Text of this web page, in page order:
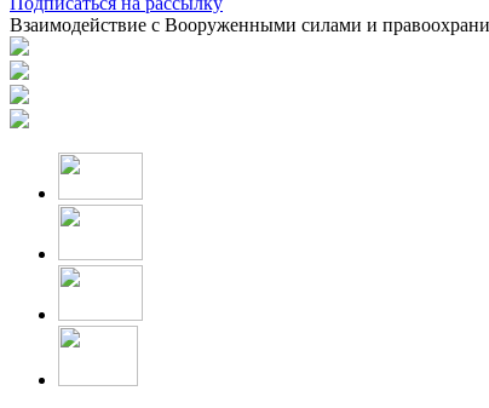
Взаимодействие с Вооруженными силами и